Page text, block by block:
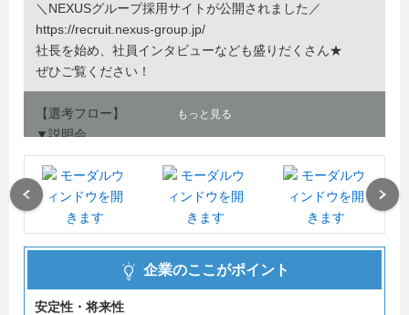
＼NEXUSグループ採用サイトが公開されました／
https://recruit.nexus-group.jp/
社長を始め、社員インタビューなども盛りだくさん★
ぜひご覧ください！
【選考フロー】
▼説明会
▼1次面接
▼適性検査(合否なし)
▼最終面接
▼内々定
Instagramでは社員インタビューや社内イベントを紹介し
ています♪
もっと見る
企業のここがポイント
安定性・将来性